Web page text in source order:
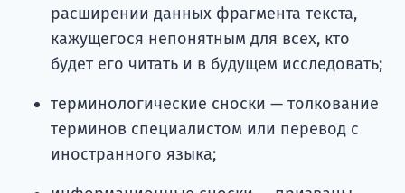
расширении данных фрагмента текста,
кажущегося непонятным для всех, кто
будет его читать и в будущем исследовать;
терминологические сноски — толкование
терминов специалистом или перевод с
иностранного языка;